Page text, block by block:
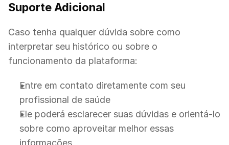
Suporte Adicional
Caso tenha qualquer dúvida sobre como
interpretar seu histórico ou sobre o
funcionamento da plataforma:
Entre em contato diretamente com seu
profissional de saúde
Ele poderá esclarecer suas dúvidas e orientá-lo
sobre como aproveitar melhor essas
informações